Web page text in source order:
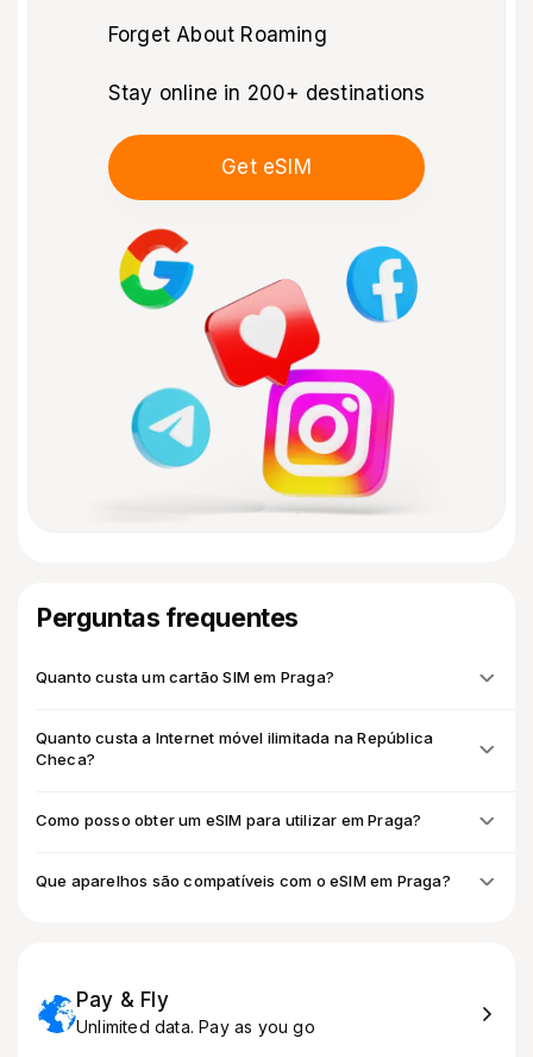
Forget About Roaming
Stay online in 200+ destinations
Get eSIM
Perguntas frequentes
Quanto custa um cartão SIM em Praga?
Quanto custa a Internet móvel ilimitada na República
Checa?
Como posso obter um eSIM para utilizar em Praga?
Que aparelhos são compatíveis com o eSIM em Praga?
Pay & Fly
Unlimited data. Pay as you go